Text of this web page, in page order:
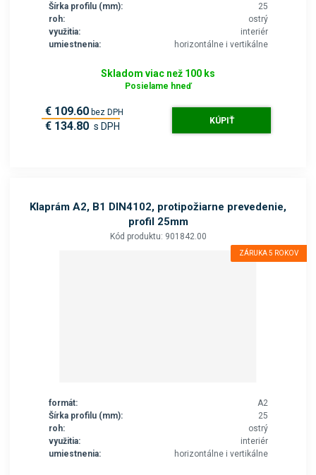
Šírka profilu (mm):
25
roh:
ostrý
využitia:
interiér
umiestnenia:
horizontálne i vertikálne
Skladom viac než 100 ks
Posielame hneď
€ 109.60 bez DPH
€ 134.80 s DPH KÚPIŤ
Klaprám A2, B1 DIN4102, protipožiarne prevedenie,
profil 25mm
Kód produktu: 901842.00
ZÁRUKA 5 ROKOV
formát:
A2
Šírka profilu (mm):
25
roh:
ostrý
využitia:
interiér
umiestnenia:
horizontálne i vertikálne